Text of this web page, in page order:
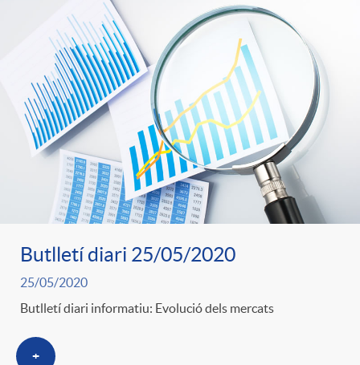
Butlletí diari 25/05/2020
25/05/2020
Butlletí diari informatiu: Evolució dels mercats
+